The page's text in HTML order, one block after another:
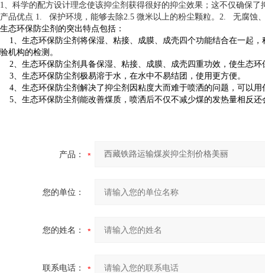
1、科学的配方设计理念使该抑尘剂获得很好的抑尘效果；这不仅确保
产品优点 1.   保护环境，能够去除2.5 微米以上的粉尘颗粒。2.   无腐
生态环保防尘剂的突出特点包括：
1、生态环保防尘剂将保湿、粘接、成膜、成壳四个功能结合在一起
验机构的检测。
2、生态环保防尘剂具备保湿、粘接、成膜、成壳四重功效，使生态
3、生态环保防尘剂极易溶于水，在水中不易结团，使用更方便。
4、生态环保防尘剂解决了抑尘剂因粘度大而难于喷洒的问题，可以
5、生态环保防尘剂能改善煤质，喷洒后不仅不减少煤的发热量相反
产品：
您的单位：
您的姓名：
联系电话：